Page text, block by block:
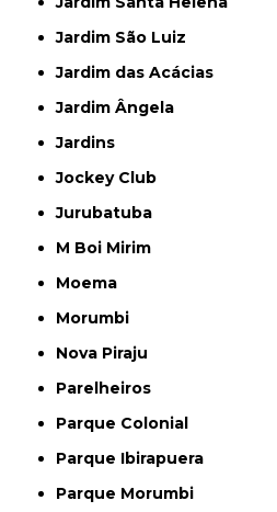
Jardim São Luiz
Jardim das Acácias
Jardim Ângela
Jardins
Jockey Club
Jurubatuba
M Boi Mirim
Moema
Morumbi
Nova Piraju
Parelheiros
Parque Colonial
Parque Ibirapuera
Parque Morumbi